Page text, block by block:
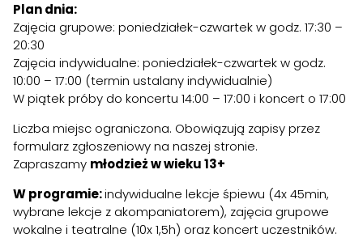
Plan dnia:
Zajęcia grupowe: poniedziałek-czwartek w godz. 17:30 –
20:30
Zajęcia indywidualne: poniedziałek-czwartek w godz.
10:00 – 17:00 (termin ustalany indywidualnie)
W piątek próby do koncertu 14:00 – 17:00 i koncert o 17:00
Liczba miejsc ograniczona. Obowiązują zapisy przez
formularz zgłoszeniowy na naszej stronie.
Zapraszamy młodzież w wieku 13+
W programie:indywidualne lekcje śpiewu (4x 45min,
wybrane lekcje z akompaniatorem), zajęcia grupowe
wokalne i teatralne (10x 1,5h) oraz koncert uczestników.